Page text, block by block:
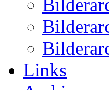
Links